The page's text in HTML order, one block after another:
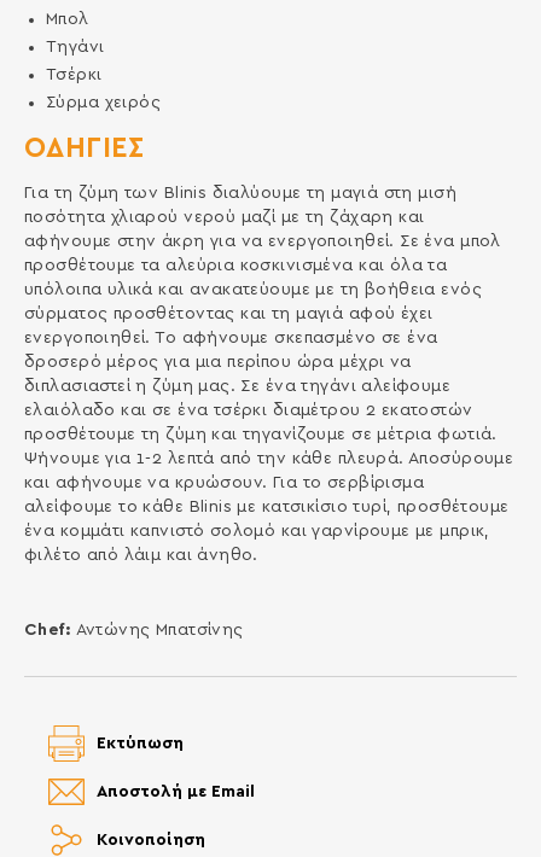
ΟΔΗΓΙΕΣ
Για τη ζύμη των Blinis διαλύουμε τη μαγιά στη μισή
ποσότητα χλιαρού νερού μαζί με τη ζάχαρη και
αφήνουμε στην άκρη για να ενεργοποιηθεί. Σε ένα μπολ
προσθέτουμε τα αλεύρια κοσκινισμένα και όλα τα
υπόλοιπα υλικά και ανακατεύουμε με τη βοήθεια ενός
σύρματος προσθέτοντας και τη μαγιά αφού έχει
ενεργοποιηθεί. Το αφήνουμε σκεπασμένο σε ένα
δροσερό μέρος για μια περίπου ώρα μέχρι να
διπλασιαστεί η ζύμη μας. Σε ένα τηγάνι αλείφουμε
ελαιόλαδο και σε ένα τσέρκι διαμέτρου 2 εκατοστών
προσθέτουμε τη ζύμη και τηγανίζουμε σε μέτρια φωτιά.
Ψήνουμε για 1-2 λεπτά από την κάθε πλευρά. Αποσύρουμε
και αφήνουμε να κρυώσουν. Για το σερβίρισμα
αλείφουμε το κάθε Blinis με κατσικίσιο τυρί, προσθέτουμε
ένα κομμάτι καπνιστό σολομό και γαρνίρουμε με μπρικ,
φιλέτο από λάιμ και άνηθο.
Chef: Αντώνης Μπατσίνης
Μπολ
Τηγάνι
Τσέρκι
Σύρμα χειρός
Κοινοποίηση
Αποστολή με Email
Εκτύπωση